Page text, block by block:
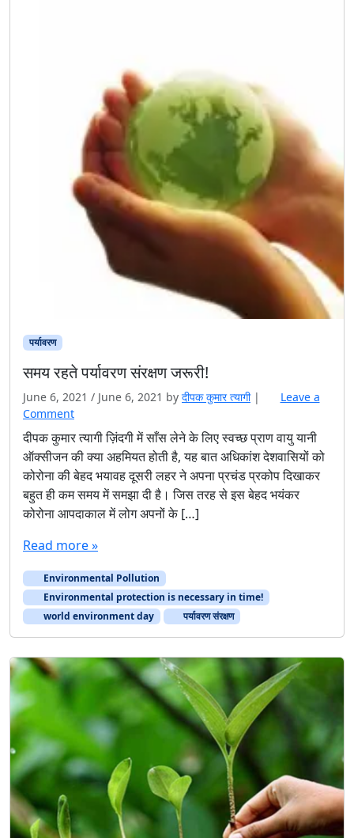
पर्यावरण
समय रहते पर्यावरण संरक्षण जरूरी!
June 6, 2021 / June 6, 2021 by दीपक कुमार त्यागी |
Leave a
Comment
दीपक कुमार त्यागी ज़िंदगी में साँस लेने के लिए स्वच्छ प्राण वायु यानी
ऑक्सीजन की क्या अहमियत होती है, यह बात अधिकांश देशवासियों को
कोरोना की बेहद भयावह दूसरी लहर ने अपना प्रचंड प्रकोप दिखाकर
बहुत ही कम समय में समझा दी है। जिस तरह से इस बेहद भयंकर
कोरोना आपदाकाल में लोग अपनों के […]
Read more »
Environmental Pollution
Environmental protection is necessary in time!
world environment day
पर्यावरण संरक्षण